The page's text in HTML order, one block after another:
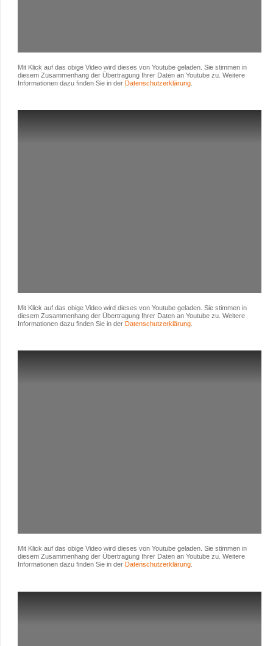
Mit Klick auf das obige Video wird dieses von Youtube geladen. Sie stimmen in
diesem Zusammenhang der Übertragung Ihrer Daten an Youtube zu. Weitere
Informationen dazu finden Sie in der Datenschutzerklärung
Mit Klick auf das obige Video wird dieses von Youtube geladen. Sie stimmen in
diesem Zusammenhang der Übertragung Ihrer Daten an Youtube zu. Weitere
Informationen dazu finden Sie in der Datenschutzerklärung
Mit Klick auf das obige Video wird dieses von Youtube geladen. Sie stimmen in
diesem Zusammenhang der Übertragung Ihrer Daten an Youtube zu. Weitere
Informationen dazu finden Sie in der Datenschutzerklärung.